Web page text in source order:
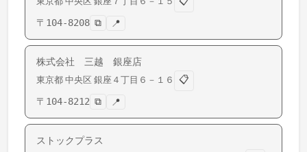
〒 104-8208 ⧉ 📍
株式会社 三越 銀座店
東京都 中央区 銀座 ４丁目６－１６
📋
〒 104-8212 ⧉ 📍
ストックプラス